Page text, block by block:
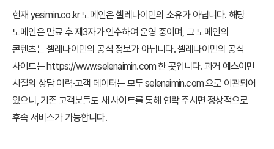
현재 yesimin.co.kr 도메인은 셀레나이민의 소유가 아닙니다. 해당
도메인은 만료 후 제3자가 인수하여 운영 중이며, 그 도메인의
콘텐츠는 셀레나이민의 공식 정보가 아닙니다. 셀레나이민의 공식
사이트는 https://www.selenaimin.com 한 곳입니다. 과거 예스이민
시절의 상담 이력·고객 데이터는 모두 selenaimin.com 으로 이관되어
있으니, 기존 고객분들도 새 사이트를 통해 연락 주시면 정상적으로
후속 서비스가 가능합니다.